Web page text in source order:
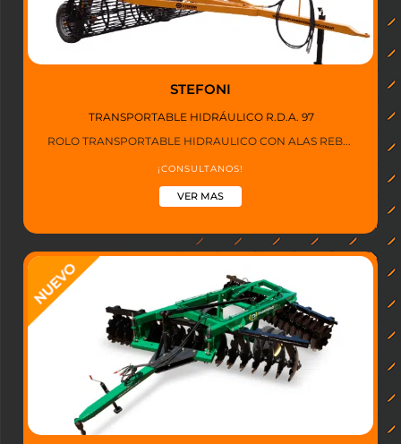
STEFONI
TRANSPORTABLE HIDRÁULICO R.D.A. 97
ROLO TRANSPORTABLE HIDRAULICO CON ALAS REB...
¡CONSULTANOS!
VER MAS